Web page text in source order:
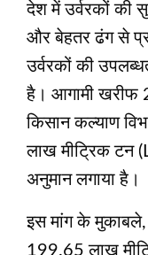
देश में उर्वरकों की
और बेहतर ढंग से
उर्वरकों की
है। आगामी खरीफ
किसान कल्याण
लाख मीट्रिक टन
अनुमान लगाया है।
इस मांग के
199.65 लाख